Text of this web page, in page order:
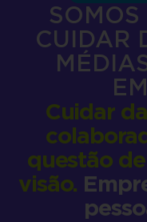
CUIDAR
Cuidar
questão
visão.